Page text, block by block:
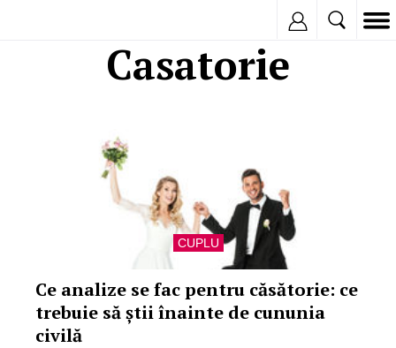
Casatorie
CUPLU
Ce analize se fac pentru căsătorie: ce
trebuie să știi înainte de cununia
civilă